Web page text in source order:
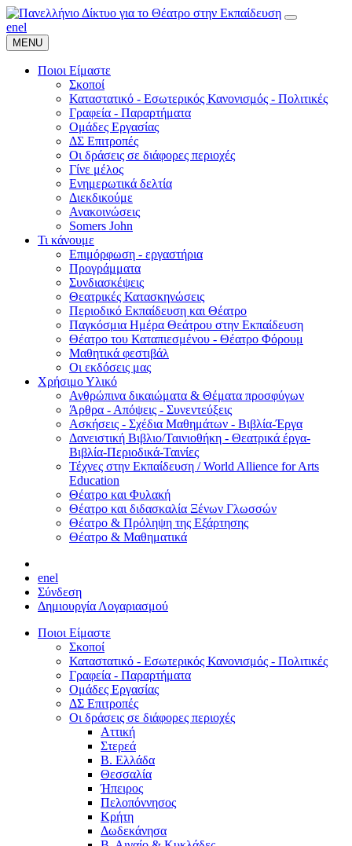
enel
MENU
Ποιοι Είμαστε
Σκοποί
Καταστατικό - Εσωτερικός Κανονισμός - Πολιτικές
Γραφεία - Παραρτήματα
Ομάδες Εργασίας
ΔΣ Επιτροπές
Οι δράσεις σε διάφορες περιοχές
Γίνε μέλος
Ενημερωτικά δελτία
Διεκδικούμε
Ανακοινώσεις
Somers John
Τι κάνουμε
Επιμόρφωση - εργαστήρια
Προγράμματα
Συνδιασκέψεις
Θεατρικές Κατασκηνώσεις
Περιοδικό Εκπαίδευση και Θέατρο
Παγκόσμια Ημέρα Θεάτρου στην Εκπαίδευση
Θέατρο του Καταπιεσμένου - Θέατρο Φόρουμ
Μαθητικά φεστιβάλ
Οι εκδόσεις μας
Χρήσιμο Υλικό
Ανθρώπινα δικαιώματα & Θέματα προσφύγων
Άρθρα - Απόψεις - Συνεντεύξεις
Ασκήσεις - Σχέδια Μαθημάτων - Βιβλία-Έργα
Δανειστική Βιβλιο/Ταινιοθήκη - Θεατρικά έργα-
Βιβλία-Περιοδικά-Ταινίες
Τέχνες στην Εκπαίδευση / World Allience for Arts
Education
Θέατρο και Φυλακή
Θέατρο και διδασκαλία Ξένων Γλωσσών
Θέατρο & Πρόληψη της Εξάρτησης
Θέατρο & Μαθηματικά
enel
Σύνδεση
Δημιουργία Λογαριασμού
Ποιοι Είμαστε
Σκοποί
Καταστατικό - Εσωτερικός Κανονισμός - Πολιτικές
Γραφεία - Παραρτήματα
Ομάδες Εργασίας
ΔΣ Επιτροπές
Οι δράσεις σε διάφορες περιοχές
Αττική
Στερεά
Β. Ελλάδα
Θεσσαλία
Ήπειρος
Πελοπόννησος
Κρήτη
Δωδεκάνησα